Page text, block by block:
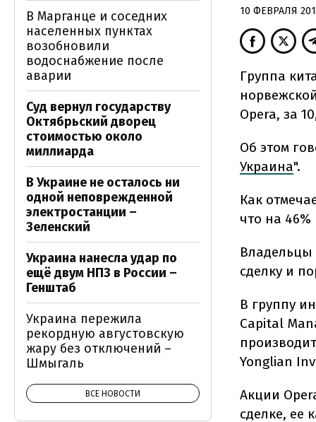
10 ФЕВРАЛЯ
Группа
Opera, за
Об этом
Украина".
Как
что на
Владельцы
сделку и
В группу
Capital
Yonglian
Акции
сделке, ее
В Марганце и соседних
населенных пунктах
возобновили
водоснабжение после
аварии
Суд вернул государству
Октябрьский дворец
стоимостью около
миллиарда
В Украине не осталось ни
одной неповрежденной
электростанции –
Зеленский
Украина нанесла удар по
ещё двум НПЗ в России –
Генштаб
Украина пережила
рекордную августовскую
жару без отключений –
Шмыгаль
ВСЕ НОВОСТИ